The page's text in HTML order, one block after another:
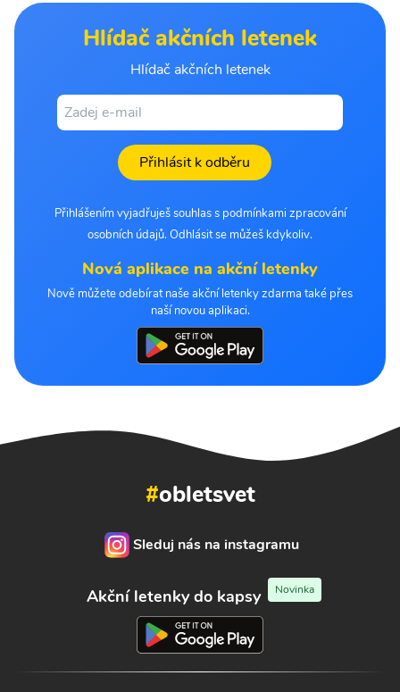
Hlídač akčních letenek
Hlídač akčních letenek
Přihlásit k odběru
Přihlášením vyjadřuješ souhlas s podmínkami zpracování
osobních údajů. Odhlásit se můžeš kdykoliv.
Nová aplikace na akční letenky
Nově můžete odebírat naše akční letenky zdarma také přes
naší novou aplikaci.
#obletsvet
Sleduj nás na instagramu
Akční letenky do kapsy Novinka